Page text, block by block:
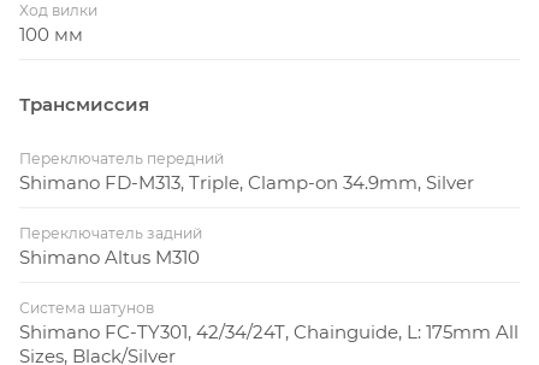
Ход вилки
100 мм
Трансмиссия
Переключатель передний
Shimano FD-M313, Triple, Clamp-on 34.9mm, Silver
Переключатель задний
Shimano Altus M310
Система шатунов
Shimano FC-TY301, 42/34/24T, Chainguide, L: 175mm All
Sizes, Black/Silver